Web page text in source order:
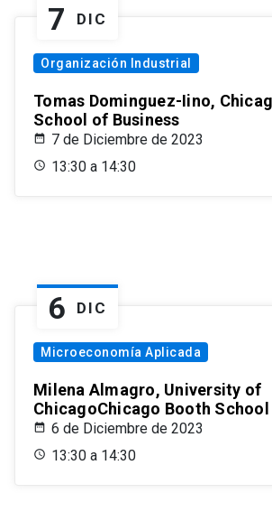
7 DIC
Organización Industrial
Tomas Dominguez-Iino,
School of Business
7 de Diciembre de 2023
13:30 a 14:30
6 DIC
Microeconomía Aplicada
Milena Almagro, University of
ChicagoChicago Booth
6 de Diciembre de 2023
13:30 a 14:30